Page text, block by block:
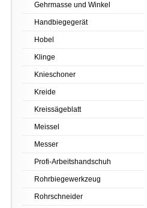
Gehrmasse und Winkel
Handbiegegerät
Hobel
Klinge
Knieschoner
Kreide
Kreissägeblatt
Meissel
Messer
Profi-Arbeitshandschuh
Rohrbiegewerkzeug
Rohrschneider